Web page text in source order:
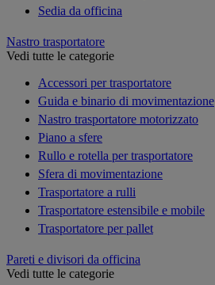
Sedia da officina
Nastro trasportatore
Vedi tutte le categorie
Accessori per trasportatore
Guida e binario di movimentazione
Nastro trasportatore motorizzato
Piano a sfere
Rullo e rotella per trasportatore
Sfera di movimentazione
Trasportatore a rulli
Trasportatore estensibile e mobile
Trasportatore per pallet
Pareti e divisori da officina
Vedi tutte le categorie